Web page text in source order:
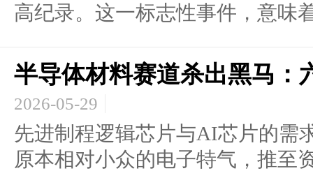
高纪录。这一标志性事件，意味
半导体材料赛道杀出黑马：
2026-05-29
先进制程逻辑芯片与AI芯片的需
原本相对小众的电子特气，推至